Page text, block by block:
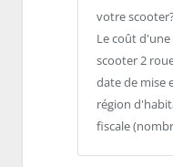
votre scooter?
Le coût
scooter 2
date de mise
région
fiscale